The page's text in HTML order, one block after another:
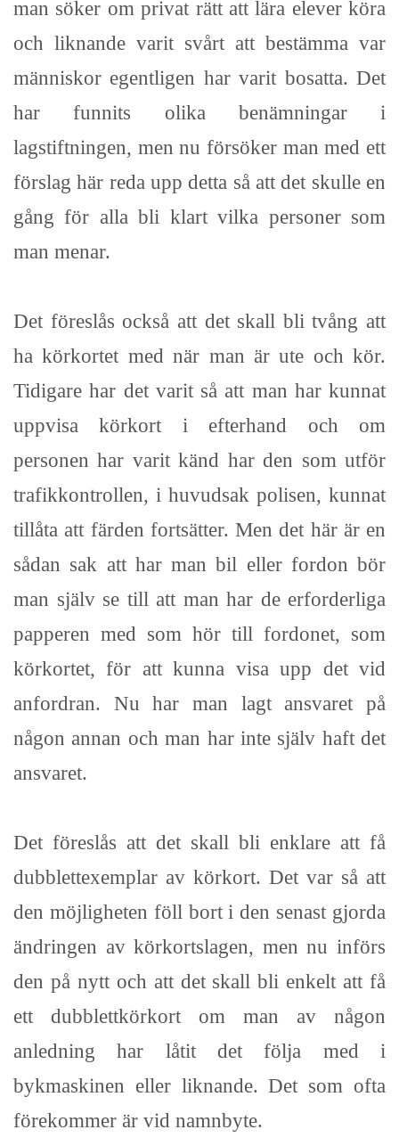
man söker om privat rätt att lära elever köra
och liknande varit svårt att bestämma var
människor egentligen har varit bosatta. Det
har funnits olika benämningar i
lagstiftningen, men nu försöker man med ett
förslag här reda upp detta så att det skulle en
gång för alla bli klart vilka personer som
man menar.
Det föreslås också att det skall bli tvång att
ha körkortet med när man är ute och kör.
Tidigare har det varit så att man har kunnat
uppvisa körkort i efterhand och om
personen har varit känd har den som utför
trafikkontrollen, i huvudsak polisen, kunnat
tillåta att färden fortsätter. Men det här är en
sådan sak att har man bil eller fordon bör
man själv se till att man har de erforderliga
papperen med som hör till fordonet, som
körkortet, för att kunna visa upp det vid
anfordran. Nu har man lagt ansvaret på
någon annan och man har inte själv haft det
ansvaret.
Det föreslås att det skall bli enklare att få
dubblettexemplar av körkort. Det var så att
den möjligheten föll bort i den senast gjorda
ändringen av körkortslagen, men nu införs
den på nytt och att det skall bli enkelt att få
ett dubblettkörkort om man av någon
anledning har låtit det följa med i
bykmaskinen eller liknande. Det som ofta
förekommer är vid namnbyte.